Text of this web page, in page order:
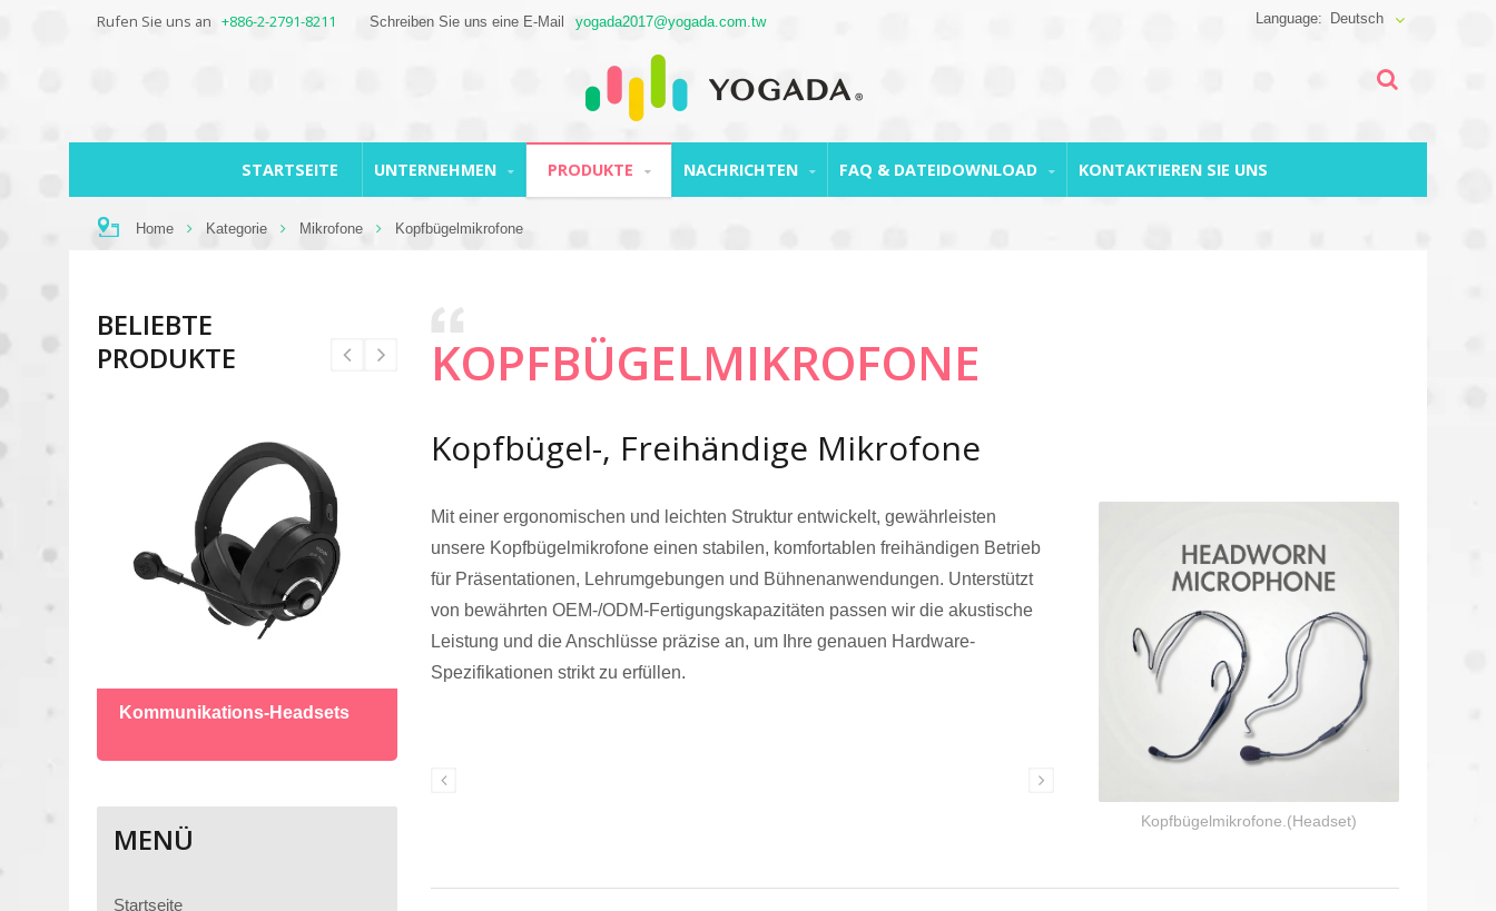
Rufen Sie uns an +886-2-2791-8211 Schreiben Sie uns eine E-Mail yogada2017@yogada.com.tw Deutsch
STARTSEITE UNTERNEHMEN PRODUKTE NACHRICHTEN FAQ & DATEIDOWNLOAD KONTAKTIEREN SIE UNS
Home Kategorie Mikrofone Kopfbügelmikrofone
BELIEBTE
PRODUKTE
Kommunikations-Headsets
Grenz-Mikrofone
Kommunikations-Headsets
MENÜ
Startseite
KOPFBÜGELMIKROFONE
Kopfbügel-, Freihändige Mikrofone
Kopfbügelmikrofone.(Headset)
Mit einer ergonomischen und leichten Struktur entwickelt, gewährleisten
unsere Kopfbügelmikrofone einen stabilen, komfortablen freihändigen Betrieb
für Präsentationen, Lehrumgebungen und Bühnenanwendungen. Unterstützt
von bewährten OEM-/ODM-Fertigungskapazitäten passen wir die akustische
Leistung und die Anschlüsse präzise an, um Ihre genauen Hardware-
Spezifikationen strikt zu erfüllen.